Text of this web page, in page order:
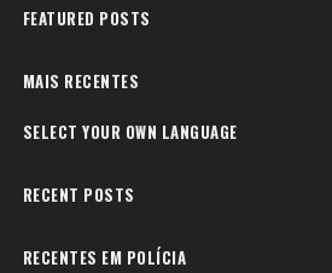
FEATURED POSTS
MAIS RECENTES
SELECT YOUR OWN LANGUAGE
RECENT POSTS
RECENTES EM POLÍCIA